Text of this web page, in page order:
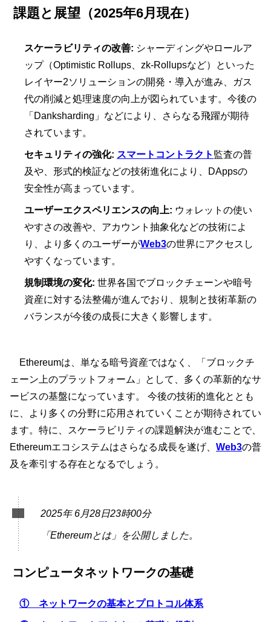
課題と展望（2025年6月現在）
スケーラビリティの改善: シャーディングやロールア
ップ（Optimistic Rollups、zk-Rollupsなど）といった
レイヤー2ソリューションの開発・導入が進み、ガス
代の削減と処理速度の向上が図られています。今後の
「Danksharding」などにより、さらなる飛躍が期待
されています。
セキュリティの強化: スマートコントラクト 監査の普
及や、形式的検証などの技術進化により、DAppsの
安全性が高まっています。
ユーザーエクスペリエンスの向上: ウォレットの使い
やすさの改善や、アカウント抽象化などの技術によ
り、より多くのユーザーがWeb3の世界にアクセスし
やすくなっています。
規制環境の変化: 世界各国でブロックチェーンや暗号
資産に対する法整備が進んでおり、規制と技術革新の
バランスが今後の成長に大きく影響します。
Ethereumは、単なる暗号資産ではなく、「ブロックチ
ェーン上のプラットフォーム」として、多くの革新的なサ
ービスの基盤になっています。 今後の技術的進化ととも
に、より多くの分野に応用されていくことが期待されてい
ます。特に、スケーラビリティの課題解決が進むことで、
Ethereumエコシステムはさらなる成長を遂げ、 Web3の普
及を牽引する存在となるでしょう。
2025年 6月28日23時00分
「Ethereumとは」を公開しました。
コンピュータネットワークの基礎
① ネットワークの基本とプロトコル体系